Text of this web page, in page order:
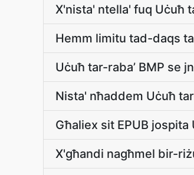
X'nista' ntella' fuq Uċuħ
Hemm limitu tad-daqs
Uċuħ tar-raba’ BMP se
Nista' nħaddem Uċuħ
Għaliex sit EPUB jospita
X'għandi nagħmel bir-